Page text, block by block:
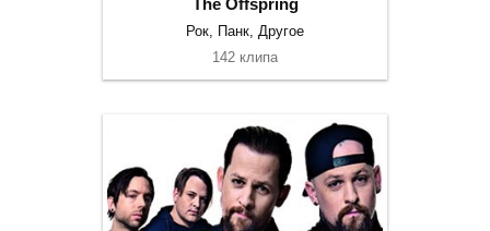
The Offspring
Рок, Панк, Другое
142 клипа